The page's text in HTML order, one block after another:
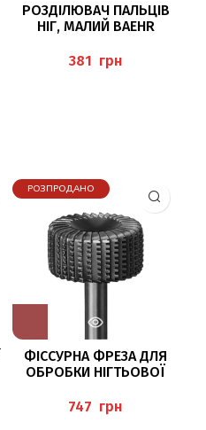
РОЗДІЛЮВАЧ ПАЛЬЦІВ
НІГ, МАЛИЙ BAEHR
грн
РОЗПРОДАНО
ФІССУРНА ФРЕЗА ДЛЯ
ОБРОБКИ НІГТЬОВОЇ
ОРОГОВІЛОСТІ BUSCH
39RS / 100
грн